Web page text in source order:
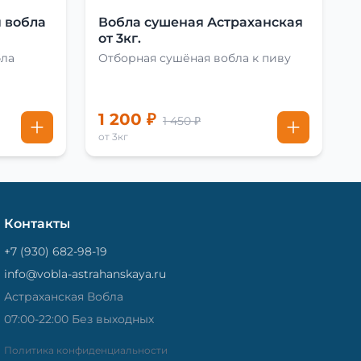
вобла
Вобла сушеная Астраханская
от 3кг.
Отборная сушёная вобла к пиву
1 200 ₽ 1 450 ₽
от 3кг
Контакты
+7 (930) 682-98-19
info@vobla-astrahanskaya.ru
Астраханская Вобла
07:00-22:00 Без выходных
Политика конфиденциальности